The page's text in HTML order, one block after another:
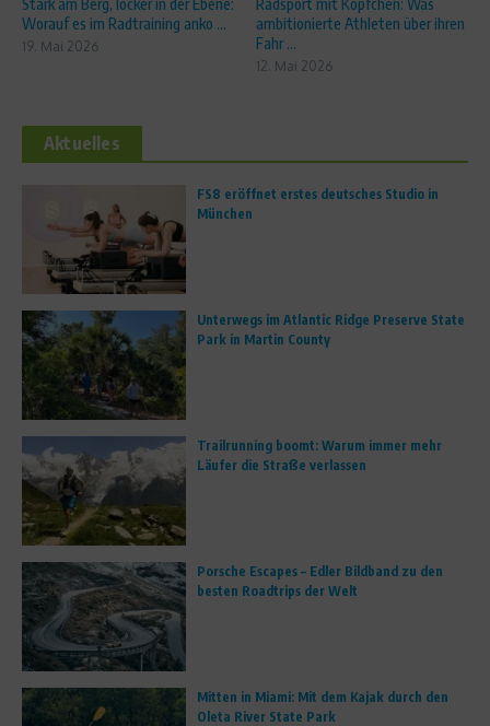
Worauf es im Radtraining anko ...
19. Mai 2026
ambitionierte Athleten über ihren
Fahr ...
12. Mai 2026
Aktuelles
FS8 eröffnet erstes deutsches Studio in
München
Unterwegs im Atlantic Ridge Preserve State
Park in Martin County
Trailrunning boomt: Warum immer mehr
Läufer die Straße verlassen
Porsche Escapes – Edler Bildband zu den
besten Roadtrips der Welt
Mitten in Miami: Mit dem Kajak durch den
Oleta River State Park